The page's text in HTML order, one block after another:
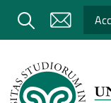
Salta al contenuto
Cerca